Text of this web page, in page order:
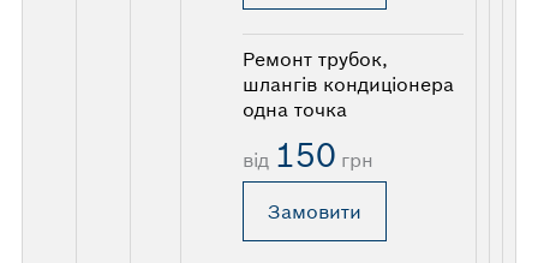
Ремонт трубок,
шлангів кондиціонера
одна точка
від 150 грн
Замовити